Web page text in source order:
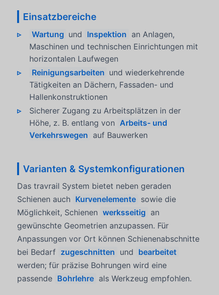
Einsatzbereiche
Wartung und Inspektion an Anlagen,
Maschinen und technischen Einrichtungen mit
horizontalen Laufwegen
Reinigungsarbeiten und wiederkehrende
Tätigkeiten an Dächern, Fassaden- und
Hallenkonstruktionen
Sicherer Zugang zu Arbeitsplätzen in der
Höhe, z. B. entlang von Arbeits- und
Verkehrswegen auf Bauwerken
Varianten & Systemkonfigurationen
Das travrail System bietet neben geraden
Schienen auch Kurvenelemente sowie die
Möglichkeit, Schienen werksseitig an
gewünschte Geometrien anzupassen. Für
Anpassungen vor Ort können Schienenabschnitte
bei Bedarf zugeschnitten und bearbeitet
werden; für präzise Bohrungen wird eine
passende Bohrlehre als Werkzeug empfohlen.